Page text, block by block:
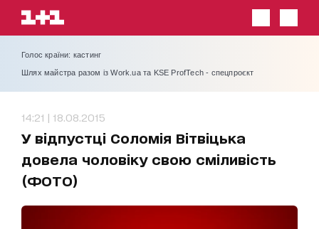
Голос країни: кастинг
Шлях майстра разом із Work.ua та KSE ProfTech - спецпроєкт
14:21 | 18.08.2015
У відпустці Соломія Вітвіцька
довела чоловіку свою сміливість
(ФОТО)